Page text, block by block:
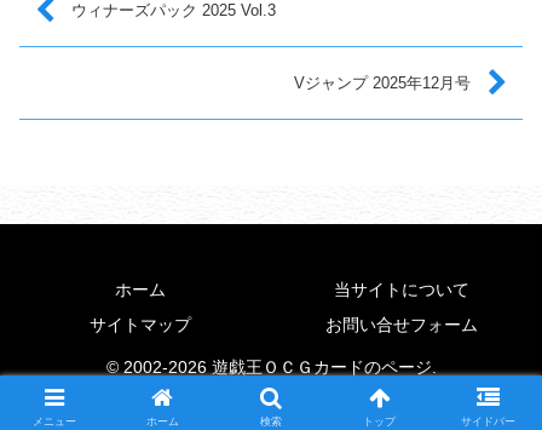
ウィナーズパック 2025 Vol.3
Vジャンプ 2025年12月号
ホーム
当サイトについて
サイトマップ
お問い合せフォーム
© 2002-2026 遊戯王ＯＣＧカードのページ.
メニュー ホーム 検索 トップ サイドバー